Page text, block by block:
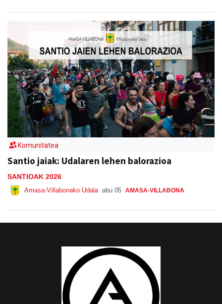
Komunitatea
Santio jaiak: Udalaren lehen balorazioa
SANTIOAK 2026
Amasa-Villabonako Udala abu 05 AMASA-VILLABONA